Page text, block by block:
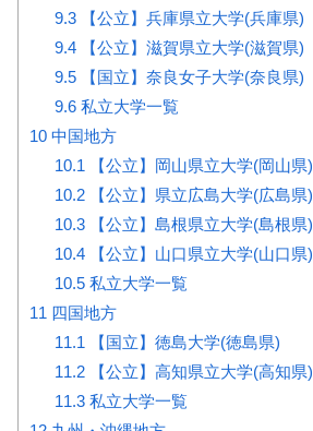
9.3【公立】兵庫県立大学(兵庫県)
9.4【公立】滋賀県立大学(滋賀県)
9.5【国立】奈良女子大学(奈良県)
9.6私立大学一覧
10 中国地方
10.1 【公立】岡山県立大学(岡山県)
10.2【公立】県立広島大学(広島県)
10.3【公立】島根県立大学(島根県)
10.4【公立】山口県立大学(山口県)
10.5私立大学一覧
11 四国地方
11.1 【国立】徳島大学(徳島県)
11.2【公立】高知県立大学(高知県)
11.3私立大学一覧